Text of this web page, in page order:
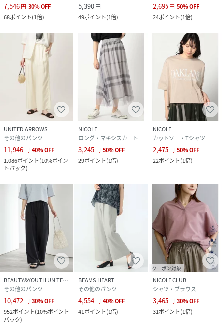
7,546円 30%OFF
68ポイント(1倍)
5,390円
49ポイント(1倍)
2,695円 50%OFF
24ポイント(1倍)
UNITED ARROWS
その他のパンツ
11,946円 40%OFF
1,086ポイント(10%ポイン
トバック)
NICOLE
ロング・マキシスカート
3,245円 50%OFF
29ポイント(1倍)
NICOLE
カットソー・Tシャツ
2,475円 50%OFF
22ポイント(1倍)
BEAUTY&YOUTH UNITED ARROWS
その他のパンツ
10,472 円 30%OFF
952ポイント(10%ポイント
バック)
BEAMS HEART
その他のパンツ
4,554円 40%OFF
41ポイント(1倍)
クーポン対象
NICOLE CLUB
シャツ・ブラウス
3,465円 30%OFF
31ポイント(1倍)